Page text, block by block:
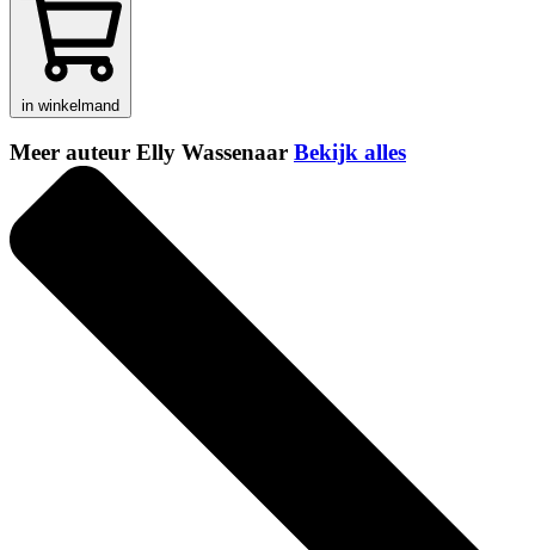
in winkelmand
Meer auteur Elly Wassenaar Bekijk alles